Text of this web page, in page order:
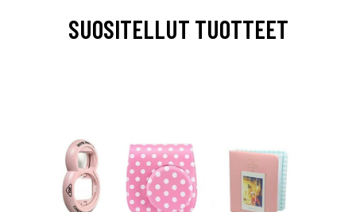
SUOSITELLUT TUOTTEET